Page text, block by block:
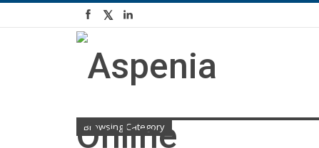
Browsing Category